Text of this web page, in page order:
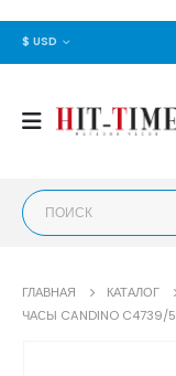
$ USD
ГЛАВНАЯ КАТАЛОГ
ЧАСЫ CANDINO C4739/5